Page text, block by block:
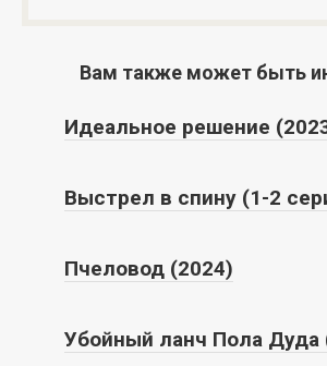
Вам также может быть
Идеальное решение
Выстрел в спину (1-2
Пчеловод (2024)
Убойный ланч Пола Дуда